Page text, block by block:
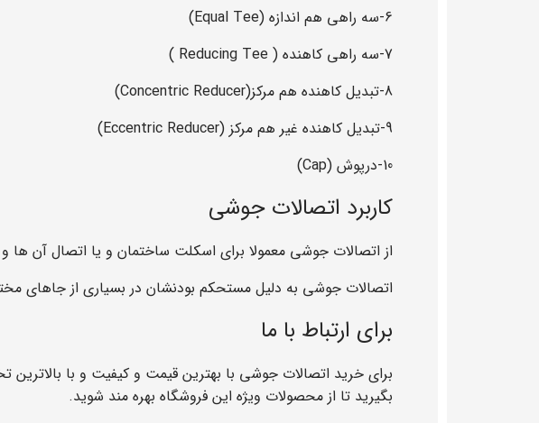
6-سه راهی هم اندازه (Equal Tee)
7-سه راهی کاهنده ( Reducing Tee )
8-تبدیل کاهنده هم مرکز(Concentric Reducer)
9-تبدیل کاهنده غیر هم مرکز (Eccentric Reducer)
10-درپوش (Cap)
کاربرد اتصالات جوشی
از اتصالات جوشی معمولا برای اسکلت ساختمان و یا اتصال آن ها و
اتصالات جوشی به دلیل مستحکم بودنشان در بسیاری از جاهای
برای ارتباط با ما
برای خرید اتصالات جوشی با بهترین قیمت و کیفیت و با
بگیرید تا از محصولات ویژه این فروشگاه بهره مند شوید.